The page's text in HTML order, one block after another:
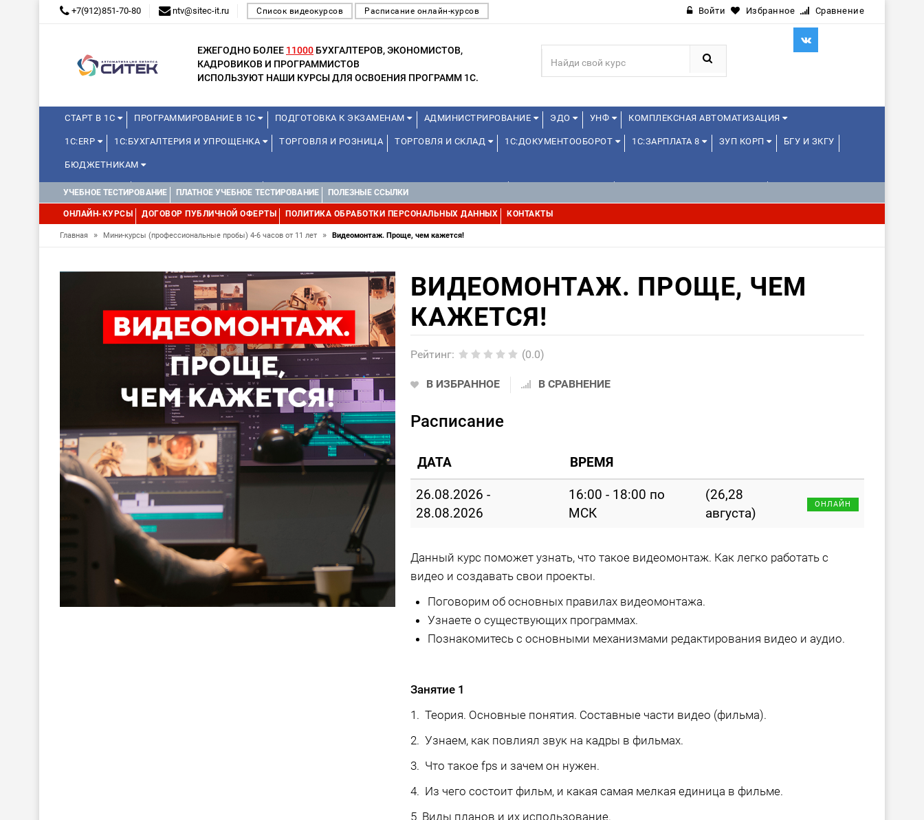
+7(912)851-70-80 ntv@sitec-it.ru Список видеокурсов Расписание онлайн-курсов Войти Избранное Сравнение
ЕЖЕГОДНО БОЛЕЕ 11000 БУХГАЛТЕРОВ, ЭКОНОМИСТОВ,
КАДРОВИКОВ И ПРОГРАММИСТОВ
ИСПОЛЬЗУЮТ НАШИ КУРСЫ ДЛЯ ОСВОЕНИЯ ПРОГРАММ 1С.
СТАРТ В 1С ПРОГРАММИРОВАНИЕ В 1С ПОДГОТОВКА К ЭКЗАМЕНАМ АДМИНИСТРИРОВАНИЕ ЭДО УНФ КОМПЛЕКСНАЯ АВТОМАТИЗАЦИЯ
1С:ERP 1С:БУХГАЛТЕРИЯ И УПРОЩЕНКА ТОРГОВЛЯ И РОЗНИЦА ТОРГОВЛЯ И СКЛАД 1С:ДОКУМЕНТООБОРОТ 1С:ЗАРПЛАТА 8 ЗУП КОРП БГУ И ЗКГУ
БЮДЖЕТНИКАМ
МИНИ-КУРСЫ КУРСЫ ДЛЯ ШКОЛЬНИКОВ КУРСЫ ДЛЯ ПРЕПОДАВАТЕЛЕЙ ШКОЛЬНЫХ КУРСОВ
УПРАВЛЕНИЕ ПРОЕКТАМИ УПРАВЛЕНЦАМ МИНИ-КУРСЫ (ПРОФЕССИОНАЛЬНЫЕ ПРОБЫ) 4-6 ЧАСОВ ОТ 12 ЛЕТ
УЧЕБНОЕ ТЕСТИРОВАНИЕ ПЛАТНОЕ УЧЕБНОЕ ТЕСТИРОВАНИЕ ПОЛЕЗНЫЕ ССЫЛКИ
ОНЛАЙН-КУРСЫ ДОГОВОР ПУБЛИЧНОЙ ОФЕРТЫ ПОЛИТИКА ОБРАБОТКИ ПЕРСОНАЛЬНЫХ ДАННЫХ КОНТАКТЫ
Главная » Мини-курсы (профессиональные пробы) 4-6 часов от 11 лет » Видеомонтаж. Проще, чем кажется!
ВИДЕОМОНТАЖ. ПРОЩЕ, ЧЕМ
КАЖЕТСЯ!
Рейтинг: (0.0)
В ИЗБРАННОЕ В СРАВНЕНИЕ
Расписание
ДАТА ВРЕМЯ
26.08.2026 -
28.08.2026
16:00 - 18:00 по
МСК
(26,28
августа)
ОНЛАЙН
Данный курс поможет узнать, что такое видеомонтаж. Как легко работать с
видео и создавать свои проекты.
Поговорим об основных правилах видеомонтажа.
Узнаете о существующих программах.
Познакомитесь с основными механизмами редактирования видео и аудио.
Занятие 1
1. Теория. Основные понятия. Составные части видео (фильма).
2. Узнаем, как повлиял звук на кадры в фильмах.
3. Что такое fps и зачем он нужен.
4. Из чего состоит фильм, и какая самая мелкая единица в фильме.
5 Виды планов и их использование.